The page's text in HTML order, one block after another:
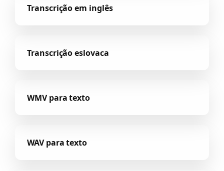
Transcrição em inglês
Transcrição eslovaca
WMV para texto
WAV para texto